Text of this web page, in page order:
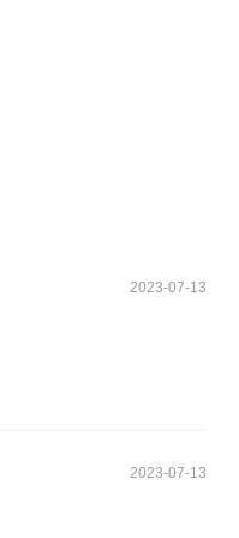
2023-07-13
2023-07-13